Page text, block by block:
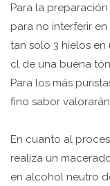
Para la
para no interferir
tan solo 3 hielos
cl de una buena
Para los más
fino sabor
En cuanto al
realiza un
en alcohol neutro